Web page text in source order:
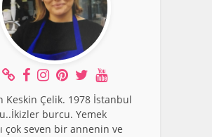
Keskin Çelik. 1978 İstanbul
burcu. Yemek
çok seven bir annenin ve